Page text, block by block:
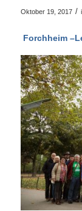
Oktober 19, 2017 /
Forchheim